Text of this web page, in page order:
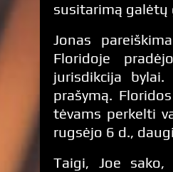
susitarimą galėtų
Jonas
Floridoje
jurisdikcija
prašymą.
tėvams perkelti
rugsėjo 6 d.,
Taigi, Joe sako,